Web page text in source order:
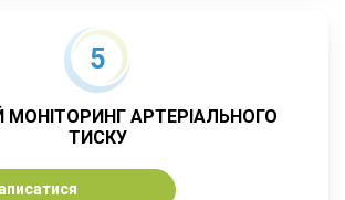
5
АРТЕРІАЛЬНОГО
ТИСКУ